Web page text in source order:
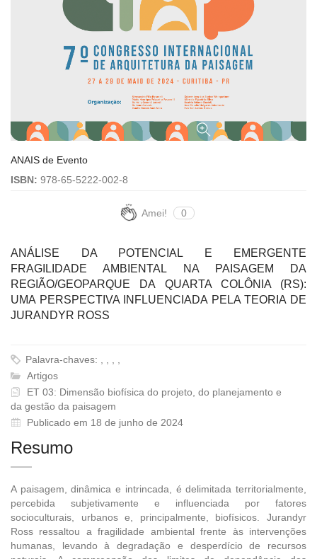
ANAIS de Evento
ISBN: 978-65-5222-002-8
Amei! 0
ANÁLISE DA POTENCIAL E EMERGENTE
FRAGILIDADE AMBIENTAL NA PAISAGEM DA
REGIÃO/GEOPARQUE DA QUARTA COLÔNIA (RS):
UMA PERSPECTIVA INFLUENCIADA PELA TEORIA DE
JURANDYR ROSS
Palavra-chaves: , , , ,
Artigos
ET 03: Dimensão biofísica do projeto, do planejamento e
da gestão da paisagem
Publicado em 18 de junho de 2024
Resumo
A paisagem, dinâmica e intrincada, é delimitada territorialmente,
percebida subjetivamente e influenciada por fatores
socioculturais, urbanos e, principalmente, biofísicos. Jurandyr
Ross ressaltou a fragilidade ambiental frente às intervenções
humanas, levando à degradação e desperdício de recursos